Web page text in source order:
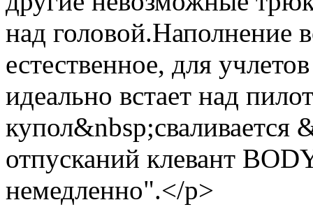
над головой.Наполнение
естественное, для
идеально встает над
купол&nbsp;сваливается
отпусканий клевант
немедленно".</p>